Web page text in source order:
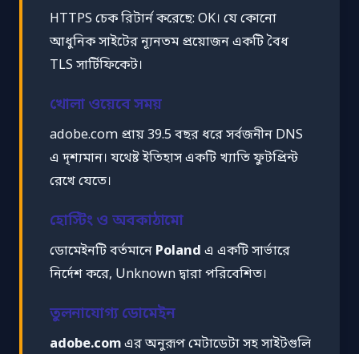
HTTPS চেক রিটার্ন করেছে: OK। যে কোনো
আধুনিক সাইটের ন্যূনতম প্রয়োজন একটি বৈধ
TLS সার্টিফিকেট।
খোলা ওয়েবে সময়
adobe.com প্রায় 39.5 বছর ধরে সর্বজনীন DNS
এ দৃশ্যমান। যথেষ্ট ইতিহাস একটি খ্যাতি ফুটপ্রিন্ট
রেখে যেতে।
হোস্টিং ও অবকাঠামো
ডোমেইনটি বর্তমানে Poland এ একটি সার্ভারে
নির্দেশ করে, Unknown দ্বারা পরিবেশিত।
তুলনাযোগ্য ডোমেইন
adobe.comএর অনুরূপ মেটাডেটা সহ সাইটগুলি